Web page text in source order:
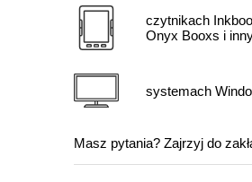
czytnikach
Onyx Booxs i
systemach
Masz pytania? Zajrzyj do